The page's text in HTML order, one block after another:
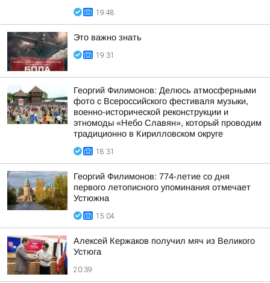
19:48
Это важно знать
19:31
Георгий Филимонов: Делюсь атмосферными
фото с Всероссийского фестиваля музыки,
военно-исторической реконструкции и
этномоды «Небо Славян», который проводим
традиционно в Кирилловском округе
18:31
Георгий Филимонов: 774-летие со дня
первого летописного упоминания отмечает
Устюжна
15:04
Алексей Кержаков получил мяч из Великого
Устюга
20:39